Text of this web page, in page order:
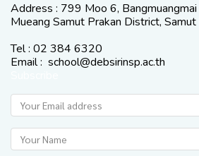
Address : 799 Moo 6,
Mueang Samut Prakan District,
Tel : 02 384 6320
Email : school@debsirinsp.ac.th